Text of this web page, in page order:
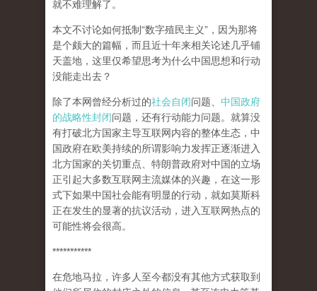
就不难理解了。
本文不讨论如何抵制“数字殖民主义”，因为那将
是个颇大的篇幅，而且近十年来相关论述几乎铺
天盖地，这里仅希望思考为什么中国思想和行动
没能走出去？
除了本网曾经分析过的社会自闭问题、 中国政府
的战略性封闭问题，还有行动能力问题。就算没
有打破北方国家主导互联网内容的整体生态，中
国政府在欧美持续的所谓影响力发挥正逐渐进入
北方国家的关切重点、特朗普政府对中国的立场
正引起大多数互联网主流媒体的兴趣，在这一形
式下如果中国社会能有明显的行动，就如莫斯科
正在发生的显著的抗议活动，进入互联网热点的
可能性将会很高。
***********
在危地马拉，许多人至今都没有其他方式获取到